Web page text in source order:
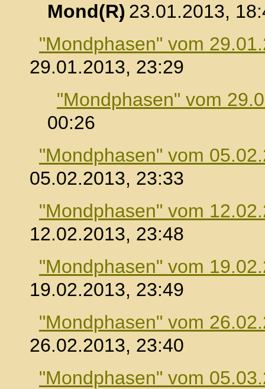
Mond
, 23.01.2013,
"Mondphasen" vom
29.01.2013, 23:29
"Mondphasen" vom
00:26
"Mondphasen" vom
05.02.2013, 23:33
"Mondphasen" vom
12.02.2013, 23:48
"Mondphasen" vom
19.02.2013, 23:49
"Mondphasen" vom
26.02.2013, 23:40
"Mondphasen" vom